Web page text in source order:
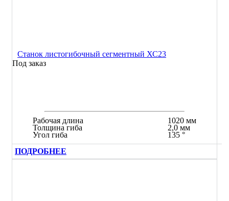
Станок листогибочный сегментный ХС23
Под заказ
Рабочая длина
Толщина гиба
Угол гиба
1020 мм
2,0 мм
135 °
ПОДРОБНЕЕ